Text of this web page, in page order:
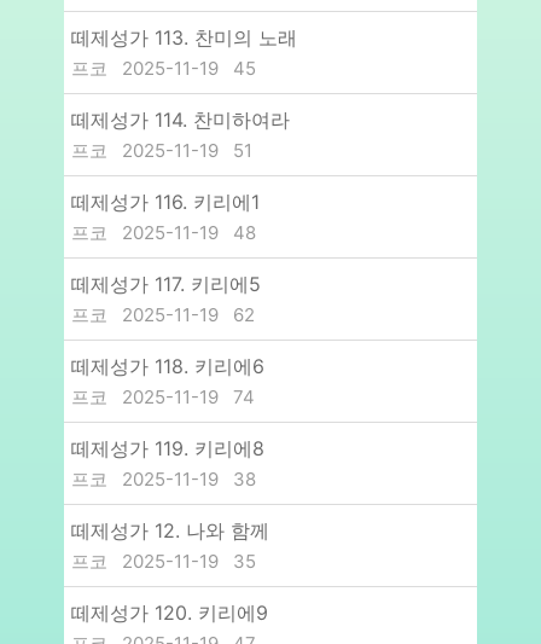
떼제성가 113. 찬미의 노래
프코 2025-11-19 45
떼제성가 114. 찬미하여라
프코 2025-11-19 51
떼제성가 116. 키리에1
프코 2025-11-19 48
떼제성가 117. 키리에5
프코 2025-11-19 62
떼제성가 118. 키리에6
프코 2025-11-19 74
떼제성가 119. 키리에8
프코 2025-11-19 38
떼제성가 12. 나와 함께
프코 2025-11-19 35
떼제성가 120. 키리에9